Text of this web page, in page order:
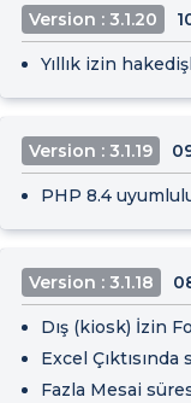
Version : 3.1.20
Yıllık izin
Version : 3.1.19
PHP 8.4
Version : 3.1.18
Dış (kiosk) İzin
Excel
Fazla Mesai